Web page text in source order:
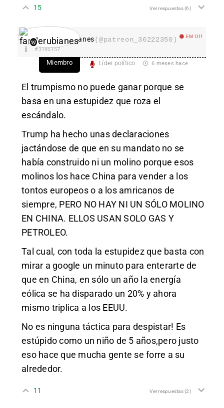
15 Ver respuestas(6)
fanderubianes(@patreon_36222350) EM Off
#3195157
Miembro Líder político 6 meses hace
El trumpismo no puede ganar porque se
basa en una estupidez que roza el
escándalo.
Trump ha hecho unas declaraciones
jactándose de que en su mandato no se
había construido ni un molino porque esos
molinos los hace China para vender a los
tontos europeos o a los amricanos de
siempre, PERO NO HAY NI UN SÓLO MOLINO
EN CHINA. ELLOS USAN SOLO GAS Y
PETROLEO.
Tal cual, con toda la estupidez que basta con
mirar a google un minuto para enterarte de
que en China, en sólo un año la energía
eólica se ha disparado un 20% y ahora
mismo triplica a los EEUU.
No es ninguna táctica para despistar! Es
estúpido como un niño de 5 años,pero justo
eso hace que mucha gente se forre a su
alrededor.
11 Ver respuestas(2)